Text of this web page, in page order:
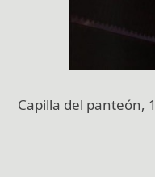
Capilla del panteón,